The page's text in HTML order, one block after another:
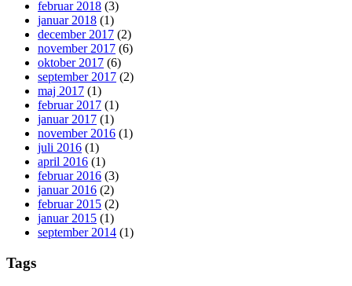
februar 2018 (3)
januar 2018 (1)
december 2017 (2)
november 2017 (6)
oktober 2017 (6)
september 2017 (2)
maj 2017 (1)
februar 2017 (1)
januar 2017 (1)
november 2016 (1)
juli 2016 (1)
april 2016 (1)
februar 2016 (3)
januar 2016 (2)
februar 2015 (2)
januar 2015 (1)
september 2014 (1)
Tags